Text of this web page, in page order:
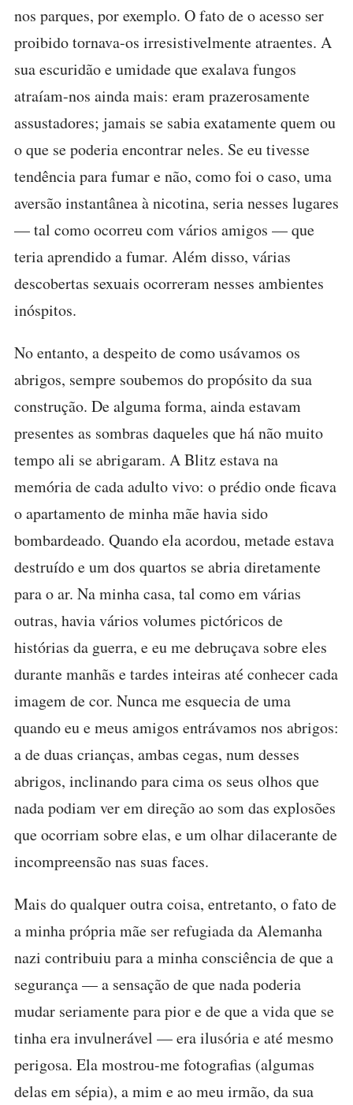
nos parques, por exemplo. O fato de o acesso ser
proibido tornava-os irresistivelmente atraentes. A
sua escuridão e umidade que exalava fungos
atraíam-nos ainda mais: eram prazerosamente
assustadores; jamais se sabia exatamente quem ou
o que se poderia encontrar neles. Se eu tivesse
tendência para fumar e não, como foi o caso, uma
aversão instantânea à nicotina, seria nesses lugares
— tal como ocorreu com vários amigos — que
teria aprendido a fumar. Além disso, várias
descobertas sexuais ocorreram nesses ambientes
inóspitos.
No entanto, a despeito de como usávamos os
abrigos, sempre soubemos do propósito da sua
construção. De alguma forma, ainda estavam
presentes as sombras daqueles que há não muito
tempo ali se abrigaram. A Blitz estava na
memória de cada adulto vivo: o prédio onde ficava
o apartamento de minha mãe havia sido
bombardeado. Quando ela acordou, metade estava
destruído e um dos quartos se abria diretamente
para o ar. Na minha casa, tal como em várias
outras, havia vários volumes pictóricos de
histórias da guerra, e eu me debruçava sobre eles
durante manhãs e tardes inteiras até conhecer cada
imagem de cor. Nunca me esquecia de uma
quando eu e meus amigos entrávamos nos abrigos:
a de duas crianças, ambas cegas, num desses
abrigos, inclinando para cima os seus olhos que
nada podiam ver em direção ao som das explosões
que ocorriam sobre elas, e um olhar dilacerante de
incompreensão nas suas faces.
Mais do qualquer outra coisa, entretanto, o fato de
a minha própria mãe ser refugiada da Alemanha
nazi contribuiu para a minha consciência de que a
segurança — a sensação de que nada poderia
mudar seriamente para pior e de que a vida que se
tinha era invulnerável — era ilusória e até mesmo
perigosa. Ela mostrou-me fotografias (algumas
delas em sépia), a mim e ao meu irmão, da sua